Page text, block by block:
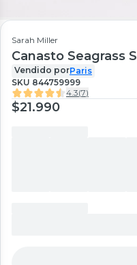
Sarah Miller
Canasto Seagrass S
Vendido porParis
SKU 844759999
4.3(7)
$21.990